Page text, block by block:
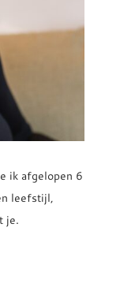
ik afgelopen 6
leefstijl,
je.